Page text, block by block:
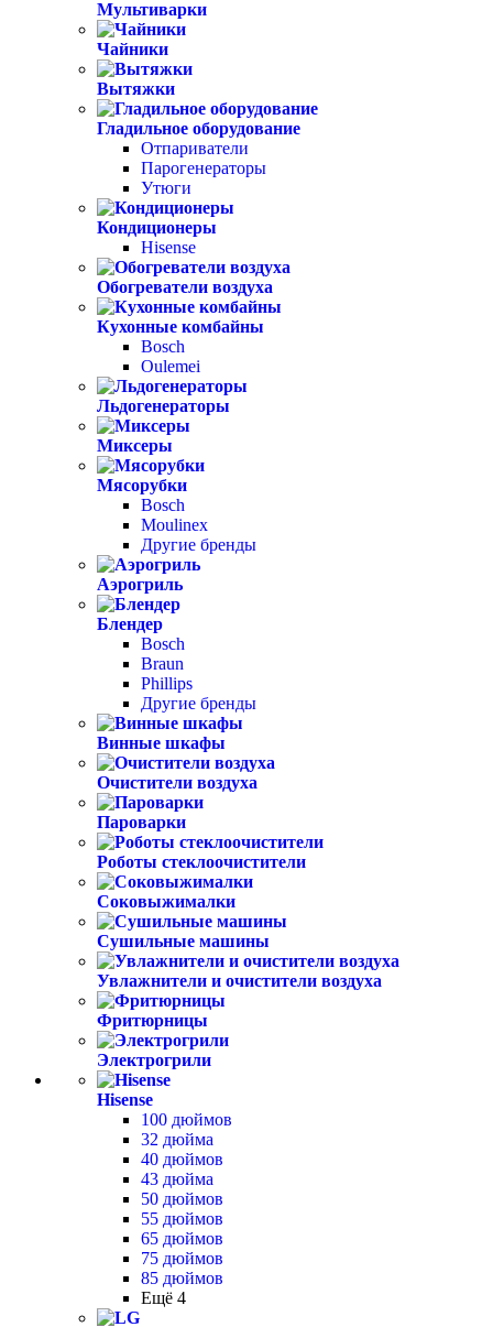
Мультиварки
Чайники
Вытяжки
Гладильное оборудование
Отпариватели
Парогенераторы
Утюги
Кондиционеры
Hisense
Обогреватели воздуха
Кухонные комбайны
Bosch
Oulemei
Льдогенераторы
Миксеры
Мясорубки
Bosch
Moulinex
Другие бренды
Аэрогриль
Блендер
Bosch
Braun
Phillips
Другие бренды
Винные шкафы
Очистители воздуха
Пароварки
Роботы стеклоочистители
Соковыжималки
Сушильные машины
Увлажнители и очистители воздуха
Фритюрницы
Электрогрили
Hisense
100 дюймов
32 дюйма
40 дюймов
43 дюйма
50 дюймов
55 дюймов
65 дюймов
75 дюймов
85 дюймов
Ещё 4